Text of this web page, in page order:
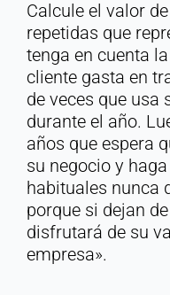
Calcule el valor
repetidas que
tenga en cuenta
cliente gasta en
de veces que usa
durante el año.
años que espera
su negocio y
habituales nunca
porque si dejan
disfrutará de su
empresa».